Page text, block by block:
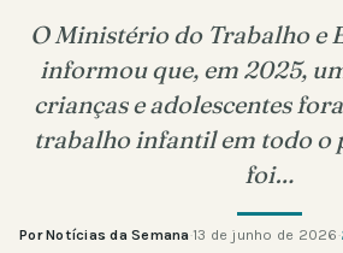
O Ministério do Trabalho e
informou que, em 2025,
crianças e adolescentes
trabalho infantil em todo o
foi…
Por Notícias da Semana·13 de junho de 2026·